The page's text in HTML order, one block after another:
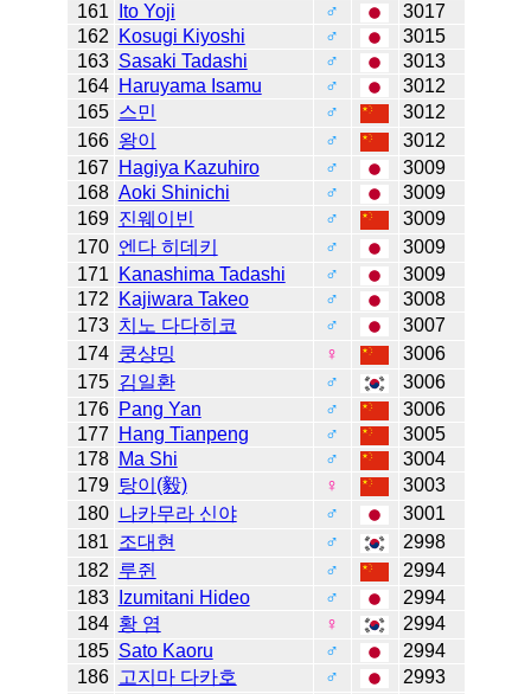
161
Ito Yoji ♂
3017
162
Kosugi Kiyoshi ♂
3015
163 Sasaki Tadashi ♂
3013
164 Haruyama Isamu ♂
3012
165 스민 ♂
3012
166 왕이 ♂
3012
167
Hagiya Kazuhiro ♂
3009
168 Aoki Shinichi ♂
3009
169 진웨이빈 ♂
3009
170 엔다 히데키 ♂
3009
171
Kanashima Tadashi ♂
3009
172
Kajiwara Takeo ♂
3008
173 치노 다다히코 ♂
3007
174 쿵샹밍 ♀
3006
175 김일환 ♂
3006
176 Pang Yan ♂
3006
177
Hang Tianpeng ♂
3005
178 Ma Shi ♂
3004
179 탕이(毅) ♀
3003
180 나카무라 신야 ♂
3001
181 조대현 ♂
2998
182 루쥔 ♂
2994
183
Izumitani Hideo ♂
2994
184 황 염 ♀
2994
185 Sato Kaoru ♂
2994
186 고지마 다카호 ♂
2993